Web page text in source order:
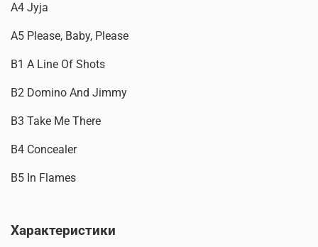
A4 Jyja
A5 Please, Baby, Please
B1 A Line Of Shots
B2 Domino And Jimmy
B3 Take Me There
B4 Concealer
B5 In Flames
Характеристики